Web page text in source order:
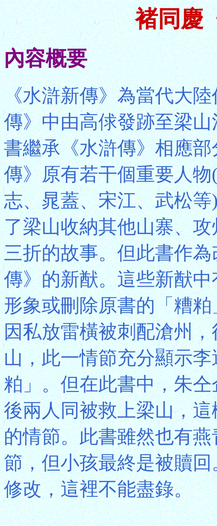
褚同慶
內容概要
《水滸新傳》為當代大
傳》中由高俅發跡至梁
書繼承《水滸傳》相應
傳》原有若干個重要人
志、晁蓋、宋江、武松
了梁山收納其他山寨、
三折的故事。但此書作
傳》的新猷。這些新猷
形象或刪除原書的「糟
因私放雷橫被刺配滄州
山，此一情節充分顯示
粕」。但在此書中，朱
後兩人同被救上梁山，
的情節。此書雖然也有
節，但小孩最終是被贖
修改，這裡不能盡錄。